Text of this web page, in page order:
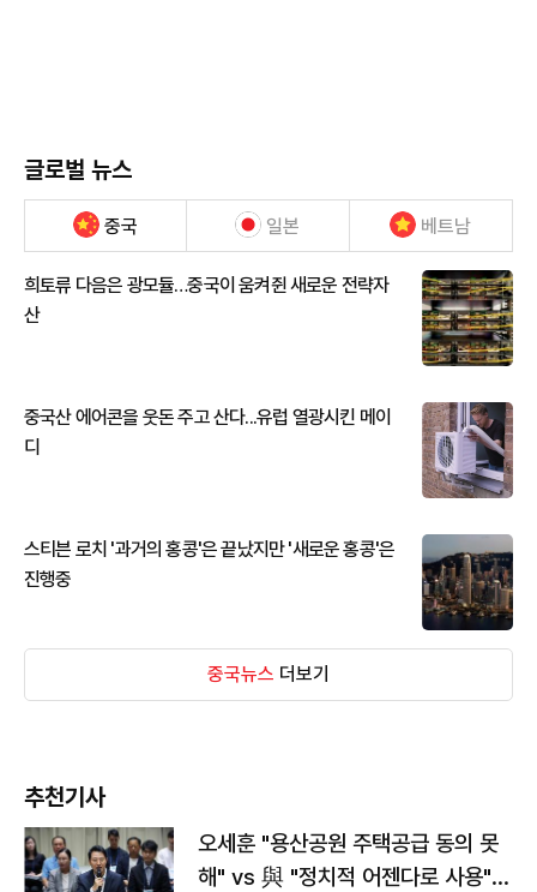
글로벌 뉴스
중국 일본 베트남
희토류 다음은 광모듈…중국이 움켜쥔 새로운 전략자
산
중국산 에어콘을 웃돈 주고 산다...유럽 열광시킨 메이
디
스티븐 로치 '과거의 홍콩'은 끝났지만 '새로운 홍콩'은
진행중
중국뉴스 더보기
추천기사
오세훈 "용산공원 주택공급 동의 못
해" vs 與 "정치적 어젠다로 사용"